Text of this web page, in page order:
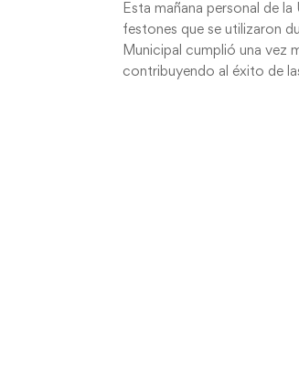
Esta mañana personal de
festones que se utilizaron
Municipal cumplió una vez
contribuyendo al éxito de